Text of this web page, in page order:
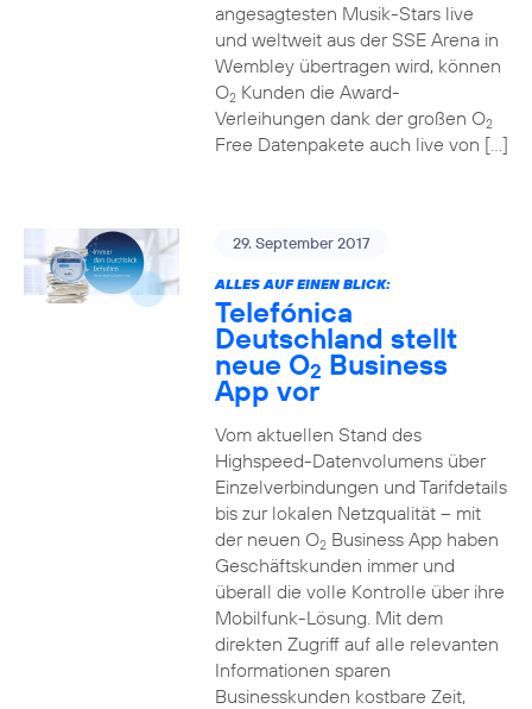
angesagtesten Musik-Stars live
und weltweit aus der SSE Arena in
Wembley übertragen wird, können
O2Kunden die Award-
Verleihungen dank der großen O2
Free Datenpakete auch live von […]
29. September 2017
ALLES AUF EINEN BLICK:
Telefónica
Deutschland stellt
neue O2 Business
App vor
Vom aktuellen Stand des
Highspeed-Datenvolumens über
Einzelverbindungen und Tarifdetails
bis zur lokalen Netzqualität – mit
der neuen O2Business App haben
Geschäftskunden immer und
überall die volle Kontrolle über ihre
Mobilfunk-Lösung. Mit dem
direkten Zugriff auf alle relevanten
Informationen sparen
Businesskunden kostbare Zeit,